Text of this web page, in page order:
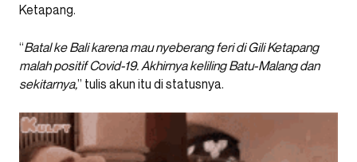
Ketapang.
“Batal ke Bali karena mau nyeberang feri di Gili Ketapang
malah positif Covid-19. Akhirnya keliling Batu-Malang dan
sekitarnya,” tulis akun itu di statusnya.